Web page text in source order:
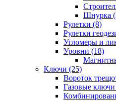
Шнурка
Рулетки (8)
Рулетки
Угломеры и
Уровни (18)
Ключи (25)
Вороток
Газовые